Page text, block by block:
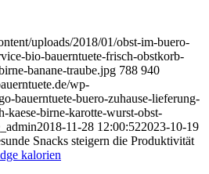
uploads/2018/01/obst-im-buero-
bio-bauerntuete-frisch-obstkorb-
banane-traube.jpg 788 940
wp-
bauerntuete-buero-zuhause-lieferung-
kaese-birne-karotte-wurst-obst-
2018-11-28 12:00:522023-10-19
Snacks steigern die Produktivität